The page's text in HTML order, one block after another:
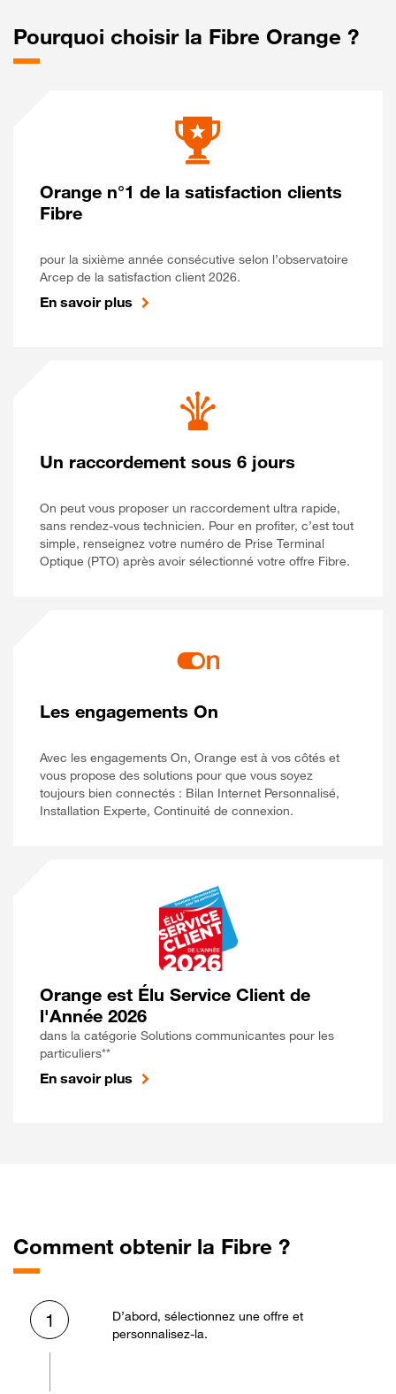
Pourquoi choisir la Fibre Orange ?
Orange n°1 de la satisfaction clients
Fibre
pour la sixième année consécutive selon l’observatoire
Arcep de la satisfaction client 2026.
En savoir plus
Un raccordement sous 6 jours
On peut vous proposer un raccordement ultra rapide,
sans rendez-vous technicien. Pour en profiter, c’est tout
simple, renseignez votre numéro de Prise Terminal
Optique (PTO) après avoir sélectionné votre offre Fibre.
Les engagements On
Avec les engagements On, Orange est à vos côtés et
vous propose des solutions pour que vous soyez
toujours bien connectés : Bilan Internet Personnalisé,
Installation Experte, Continuité de connexion.
Orange est Élu Service Client de
l'Année 2026
dans la catégorie Solutions communicantes pour les
particuliers**
En savoir plus
Comment obtenir la Fibre ?
1
D’abord, sélectionnez une offre et
personnalisez-la.